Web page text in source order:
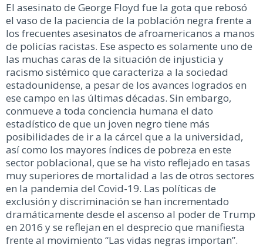
El asesinato de George Floyd fue la gota que rebosó
el vaso de la paciencia de la población negra frente a
los frecuentes asesinatos de afroamericanos a manos
de policías racistas. Ese aspecto es solamente uno de
las muchas caras de la situación de injusticia y
racismo sistémico que caracteriza a la sociedad
estadounidense, a pesar de los avances logrados en
ese campo en las últimas décadas. Sin embargo,
conmueve a toda conciencia humana el dato
estadístico de que un joven negro tiene más
posibilidades de ir a la cárcel que a la universidad,
así como los mayores índices de pobreza en este
sector poblacional, que se ha visto reflejado en tasas
muy superiores de mortalidad a las de otros sectores
en la pandemia del Covid-19. Las políticas de
exclusión y discriminación se han incrementado
dramáticamente desde el ascenso al poder de Trump
en 2016 y se reflejan en el desprecio que manifiesta
frente al movimiento “Las vidas negras importan”.